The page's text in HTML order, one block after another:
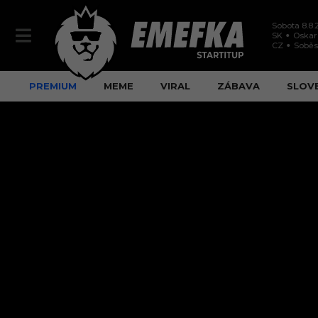
Sobota
SK
Oskar
CZ
PREMIUM MEME VIRAL ZÁBAVA